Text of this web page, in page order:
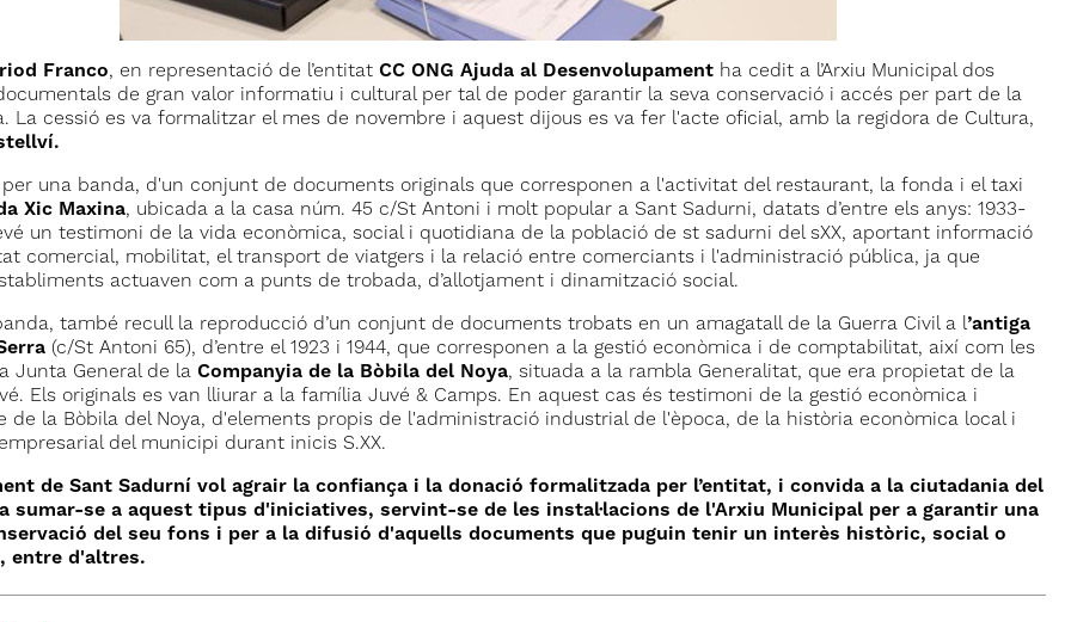
Franco, en representació de l’entitat CC ONG Ajuda al Desenvolupament ha cedit a l’Arxiu Municipal dos
de gran valor informatiu i cultural per tal de poder garantir la seva conservació i accés per part de la
La cessió es va formalitzar el mes de novembre i aquest dijous es va fer l'acte oficial, amb la regidora de Cultura,
una banda, d'un conjunt de documents originals que corresponen a l'activitat del restaurant, la fonda i el taxi
Xic Maxina, ubicada a la casa núm. 45 c/St Antoni i molt popular a Sant Sadurni, datats d’entre els anys: 1933-
un testimoni de la vida econòmica, social i quotidiana de la població de st sadurni del sXX, aportant informació
comercial, mobilitat, el transport de viatgers i la relació entre comerciants i l'administració pública, ja que
actuaven com a punts de trobada, d’allotjament i dinamització social.
també recull la reproducció d’un conjunt de documents trobats en un amagatall de la Guerra Civil a l’antiga
(c/St Antoni 65), d’entre el 1923 i 1944, que corresponen a la gestió econòmica i de comptabilitat, així com les
Junta General de la Companyia de la Bòbila del Noya, situada a la rambla Generalitat, que era propietat de la
Els originals es van lliurar a la família Juvé & Camps. En aquest cas és testimoni de la gestió econòmica i
de la Bòbila del Noya, d'elements propis de l'administració industrial de l'època, de la història econòmica local i
del municipi durant inicis S.XX.
de Sant Sadurní vol agrair la confiança i la donació formalitzada per l’entitat, i convida a la ciutadania del
sumar-se a aquest tipus d'iniciatives, servint-se de les instal·lacions de l'Arxiu Municipal per a garantir una
del seu fons i per a la difusió d'aquells documents que puguin tenir un interès històric, social o
entre d'altres.